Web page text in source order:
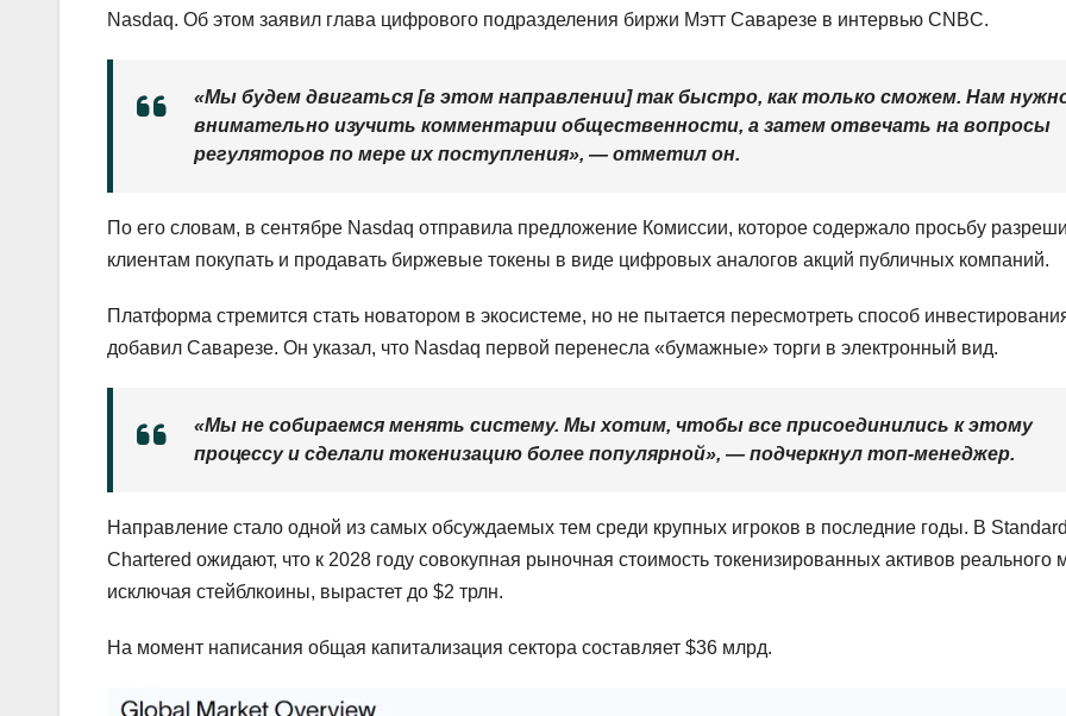
Nasdaq. Об этом заявил глава цифрового подразделения биржи Мэтт Саварезе в интервью CNBC.
«Мы будем двигаться [в этом направлении] так быстро, как только сможем. Нам
внимательно изучить комментарии общественности, а затем отвечать на вопросы
регуляторов по мере их поступления», — отметил он.
По его словам, в сентябре Nasdaq отправила предложение Комиссии, которое содержало просьбу
клиентам покупать и продавать биржевые токены в виде цифровых аналогов акций публичных компаний.
Платформа стремится стать новатором в экосистеме, но не пытается пересмотреть способ
добавил Саварезе. Он указал, что Nasdaq первой перенесла «бумажные» торги в электронный вид.
«Мы не собираемся менять систему. Мы хотим, чтобы все присоединились к этому
процессу и сделали токенизацию более популярной», — подчеркнул топ-менеджер.
Направление стало одной из самых обсуждаемых тем среди крупных игроков в последние годы. В
Chartered ожидают, что к 2028 году совокупная рыночная стоимость токенизированных активов реального
исключая стейблкоины, вырастет до $2 трлн.
На момент написания общая капитализация сектора составляет $36 млрд.